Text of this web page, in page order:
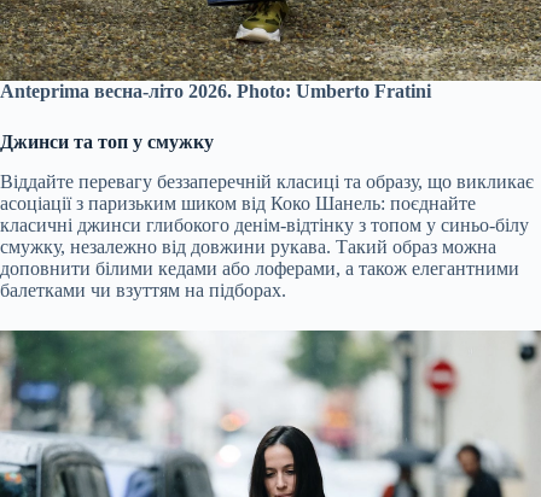
Anteprima весна-літо 2026. Photo: Umberto Fratini
Джинси та топ у смужку
Віддайте перевагу беззаперечній класиці та образу, що викликає
асоціації з паризьким шиком від Коко Шанель: поєднайте
класичні джинси глибокого денім-відтінку з топом у синьо-білу
смужку, незалежно від довжини рукава. Такий образ можна
доповнити білими кедами або лоферами, а також елегантними
балетками чи взуттям на підборах.